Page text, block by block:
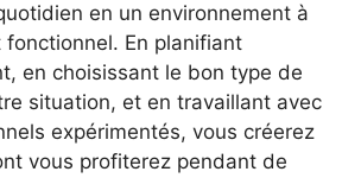
en un environnement à
En planifiant
en choisissant le bon type de
situation, et en travaillant avec
expérimentés, vous créerez
vous profiterez pendant de